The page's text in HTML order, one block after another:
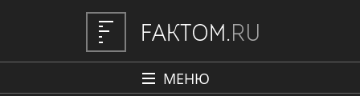
МЕНЮ